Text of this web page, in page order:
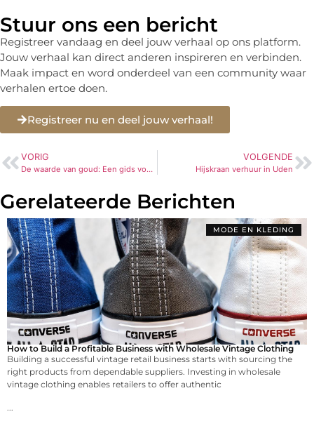
Stuur ons een bericht
Registreer vandaag en deel jouw verhaal op ons platform.
Jouw verhaal kan direct anderen inspireren en verbinden.
Maak impact en word onderdeel van een community waar
verhalen ertoe doen.
Registreer nu en deel jouw verhaal!
VORIG
De waarde van goud: Een gids voor goudinkoop in Arnhem
VOLGENDE
Hijskraan verhuur in Uden
Gerelateerde Berichten
MODE EN KLEDING
How to Build a Profitable Business with Wholesale Vintage Clothing
Building a successful vintage retail business starts with sourcing the
right products from dependable suppliers. Investing in wholesale
vintage clothing enables retailers to offer authentic